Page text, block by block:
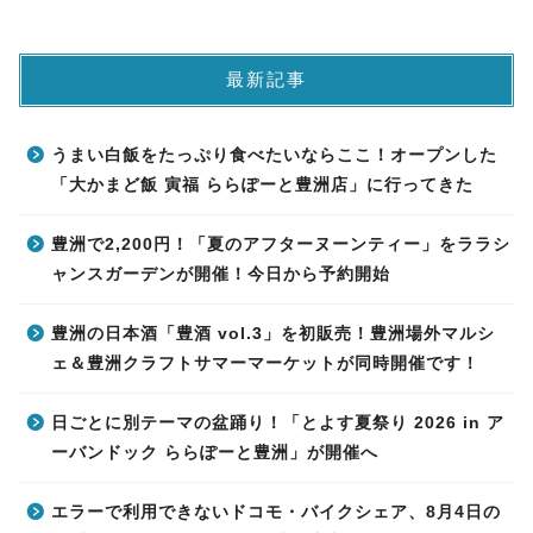
最新記事
うまい白飯をたっぷり食べたいならここ！オープンした
「大かまど飯 寅福 ららぽーと豊洲店」に行ってきた
豊洲で2,200円！「夏のアフターヌーンティー」をララシ
ャンスガーデンが開催！今日から予約開始
豊洲の日本酒「豊酒 vol.3」を初販売！豊洲場外マルシ
ェ＆豊洲クラフトサマーマーケットが同時開催です！
日ごとに別テーマの盆踊り！「とよす夏祭り 2026 in ア
ーバンドック ららぽーと豊洲」が開催へ
エラーで利用できないドコモ・バイクシェア、8月4日の